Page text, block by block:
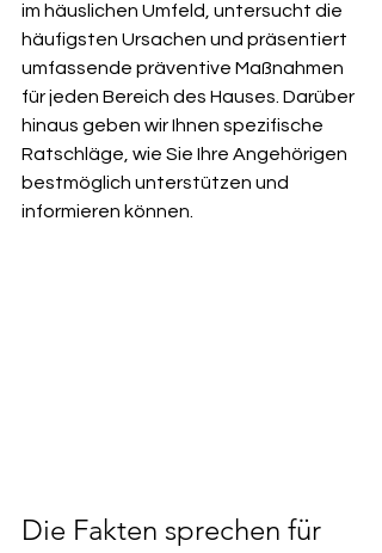
im häuslichen Umfeld, untersucht die
häufigsten Ursachen und präsentiert
umfassende präventive Maßnahmen
für jeden Bereich des Hauses. Darüber
hinaus geben wir Ihnen spezifische
Ratschläge, wie Sie Ihre Angehörigen
bestmöglich unterstützen und
informieren können.
Die Fakten sprechen für